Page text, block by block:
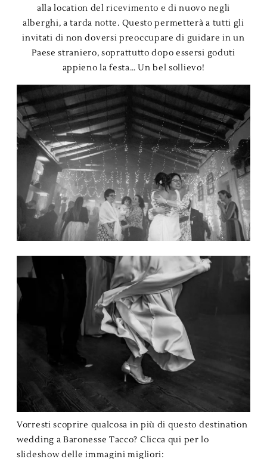
alla location del ricevimento e di nuovo negli
alberghi, a tarda notte. Questo permetterà a tutti gli
invitati di non doversi preoccupare di guidare in un
Paese straniero, soprattutto dopo essersi goduti
appieno la festa… Un bel sollievo!
Vorresti scoprire qualcosa in più di questo destination
wedding a Baronesse Tacco? Clicca qui per lo
slideshow delle immagini migliori: